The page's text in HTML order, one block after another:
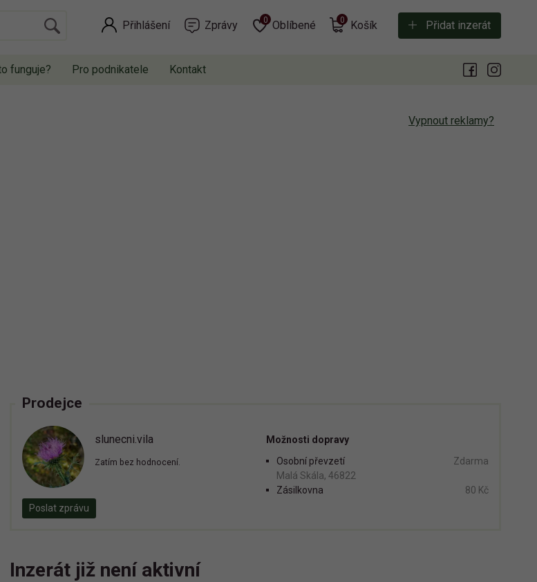
Přihlášení Zprávy Oblíbené
0 Košík
0 Přidat inzerát
funguje? Pro podnikatele Kontakt
Vypnout reklamy?
Prodejce
slunecni.vila
Zatím bez hodnocení.
Poslat zprávu
Možnosti dopravy
Osobní převzetí
Malá Skála, 46822
Zdarma
Zásilkovna 80 Kč
Inzerát již není aktivní